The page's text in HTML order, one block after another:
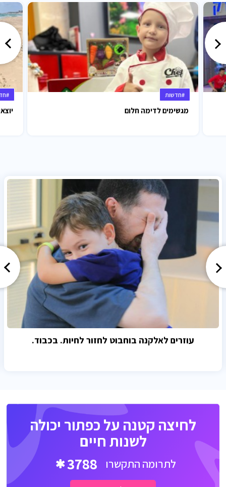
#חדשות
מגשימים לדימה חלום
עוזרים לאלקנה בוחבוט לחזור לחיות. בכבוד.
לחיצה קטנה על כפתור יכולה
לשנות חיים
לתרומה התקשרו 3788